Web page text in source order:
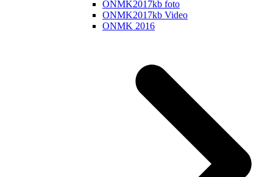
ONMK2017kb foto
ONMK2017kb Video
ONMK 2016